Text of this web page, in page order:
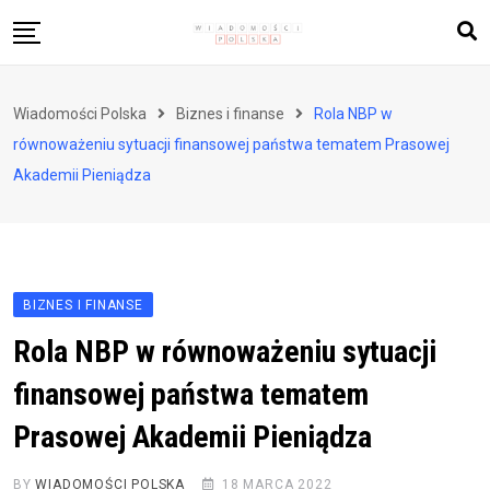
to
Zdrowie i styl życia
Polityka i społeczeństwo
Wiadomości Polska Biznes i finanse
Rola NBP w
równoważeniu sytuacji finansowej państwa tematem Prasowej
Akademii Pieniądza
BIZNES I FINANSE
Rola NBP w równoważeniu sytuacji
finansowej państwa tematem
Prasowej Akademii Pieniądza
BYWIADOMOŚCI POLSKA 18 MARCA 2022